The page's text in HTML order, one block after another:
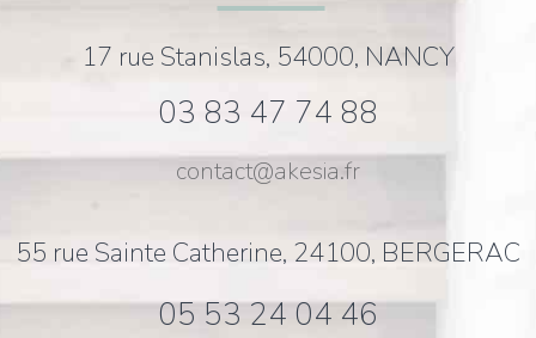
17 rue Stanislas, 54000, NANCY
03 83 47 74 88
contact@akesia.fr
55 rue Sainte Catherine, 24100, BERGERAC
05 53 24 04 46